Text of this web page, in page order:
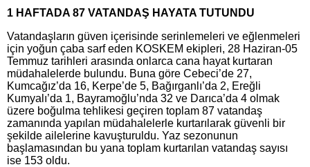
1 HAFTADA 87 VATANDAŞ HAYATA TUTUNDU
Vatandaşların güven içerisinde serinlemeleri ve eğlenmeleri
için yoğun çaba sarf eden KOSKEM ekipleri, 28 Haziran-05
Temmuz tarihleri arasında onlarca cana hayat kurtaran
müdahalelerde bulundu. Buna göre Cebeci’de 27,
Kumcağız’da 16, Kerpe’de 5, Bağırganlı’da 2, Ereğli
Kumyalı’da 1, Bayramoğlu’nda 32 ve Darıca’da 4 olmak
üzere boğulma tehlikesi geçiren toplam 87 vatandaş
zamanında yapılan müdahalelerle kurtarılarak güvenli bir
şekilde ailelerine kavuşturuldu. Yaz sezonunun
başlamasından bu yana toplam kurtarılan vatandaş sayısı
ise 153 oldu.